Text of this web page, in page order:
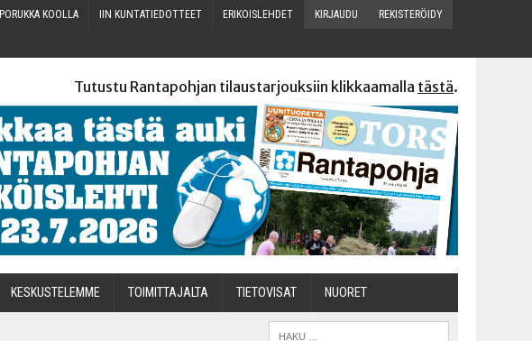
PORUK­KA KOOLLA IIN KUN­TA­TIE­DOT­TEET ERI­KOIS­LEH­DET KIR­JAU­DU REKIS­TE­RÖI­DY
Tutustu Rantapohjan tilaustarjouksiin klikkaamalla tästä.
KES­KUS­TE­LEM­ME TOI­MIT­TA­JAL­TA TIETOVISAT NUO­RET